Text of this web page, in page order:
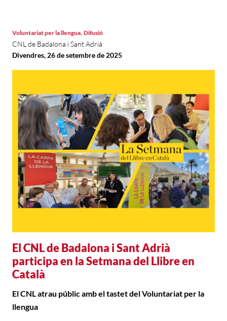
El CNL de Badalona i Sant Adrià
participa en la Setmana del Llibre en
Català
Voluntariat per la llengua, Difusió
CNL de Badalona i Sant Adrià
Divendres, 26 de setembre de 2025
El CNL atrau públic amb el tastet del Voluntariat per la
llengua